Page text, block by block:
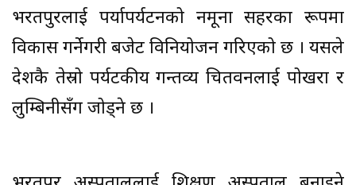
भरतपुरलाई पर्यापर्यटनको नमूना सहरका रूपमा
विकास गर्नेगरी बजेट विनियोजन गरिएको छ । यसले
देशकै तेस्रो पर्यटकीय गन्तव्य चितवनलाई पोखरा र
लुम्बिनीसँग जोड्ने छ ।